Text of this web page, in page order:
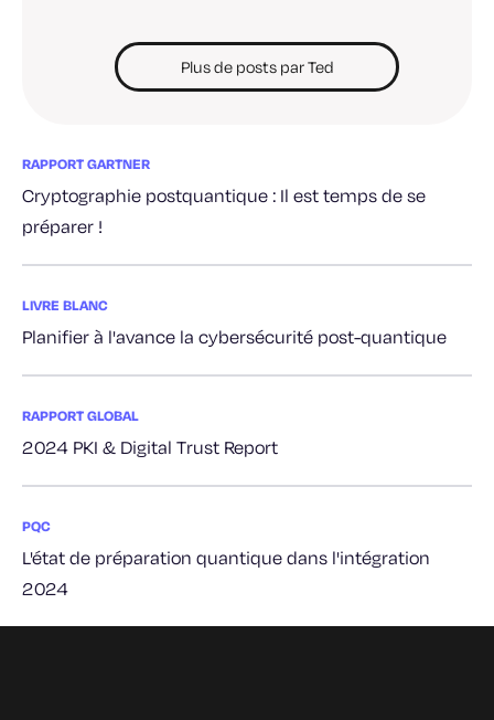
Plus de posts par Ted
RAPPORT GARTNER
Cryptographie postquantique : Il est temps de se
préparer !
LIVRE BLANC
Planifier à l'avance la cybersécurité post-quantique
RAPPORT GLOBAL
2024 PKI & Digital Trust Report
PQC
L'état de préparation quantique dans l'intégration
2024